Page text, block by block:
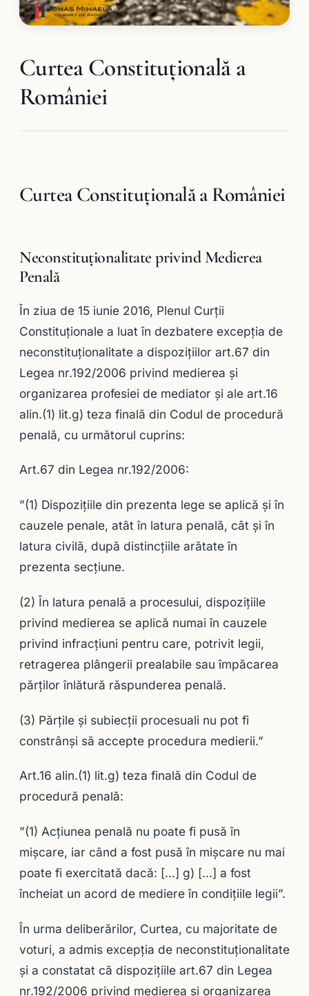
Curtea Constituţională a
României
Curtea Constituţională a României
Neconstituționalitate privind Medierea
Penală
În ziua de 15 iunie 2016, Plenul Curții
Constituționale a luat în dezbatere excepţia de
neconstituționalitate a dispozițiilor art.67 din
Legea nr.192/2006 privind medierea şi
organizarea profesiei de mediator și ale art.16
alin.(1) lit.g) teza finală din Codul de procedură
penală, cu următorul cuprins:
Art.67 din Legea nr.192/2006:
”(1) Dispoziţiile din prezenta lege se aplică şi în
cauzele penale, atât în latura penală, cât şi în
latura civilă, după distincţiile arătate în
prezenta secţiune.
(2) În latura penală a procesului, dispoziţiile
privind medierea se aplică numai în cauzele
privind infracţiuni pentru care, potrivit legii,
retragerea plângerii prealabile sau împăcarea
părţilor înlătură răspunderea penală.
(3) Părţile şi subiecţii procesuali nu pot fi
constrânşi să accepte procedura medierii.”
Art.16 alin.(1) lit.g) teza finală din Codul de
procedură penală:
”(1) Acţiunea penală nu poate fi pusă în
mişcare, iar când a fost pusă în mişcare nu mai
poate fi exercitată dacă: […] g) […] a fost
încheiat un acord de mediere în condiţiile legii”.
În urma deliberărilor, Curtea, cu majoritate de
voturi, a admis excepţia de neconstituţionalitate
şi a constatat că dispoziţiile art.67 din Legea
nr.192/2006 privind medierea şi organizarea